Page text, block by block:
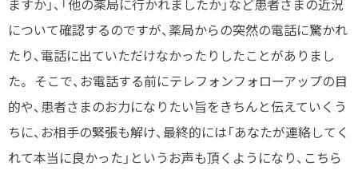
ますか」、「他の薬局に行かれましたか」など患者さまの近況
について確認するのですが、薬局からの突然の電話に驚かれ
たり、電話に出ていただけなかったりしたことがありまし
た。 そこで、お電話する前にテレフォンフォローアップの目
的や、患者さまのお力になりたい旨をきちんと伝えていくう
ちに、お相手の緊張も解け、最終的には「あなたが連絡してく
れて本当に良かった」というお声も頂くようになり、こちら